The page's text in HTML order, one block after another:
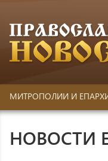
МИТРОПОЛИИ И
НОВОСТИ